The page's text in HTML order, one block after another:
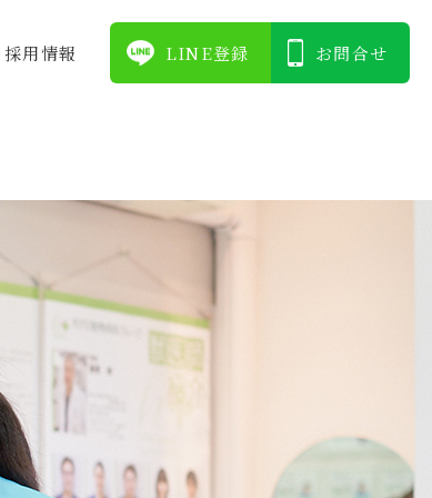
採⽤情報 LINE登録 お問合せ